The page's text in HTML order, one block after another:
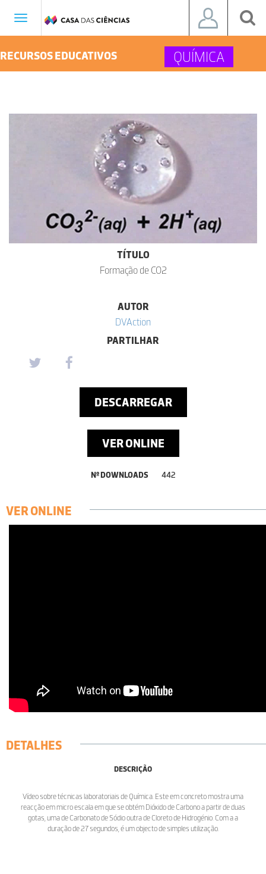
Toggle
RECURSOS EDUCATIVOS QUÍMICA
TÍTULO
Formação de CO2
AUTOR
DVAction
PARTILHAR
DESCARREGAR
VER ONLINE
Nº DOWNLOADS 442
VER ONLINE
DETALHES
DESCRIÇÃO
Vídeo sobre técnicas laboratoriais de Química. Este em concreto mostra uma
reacção em micro escala em que se obtém Dióxido de Carbono a partir de duas
gotas, uma de Carbonato de Sódio outra de Cloreto de Hidrogénio. Com a a
duração de 27 segundos, é um objecto de simples utilização.